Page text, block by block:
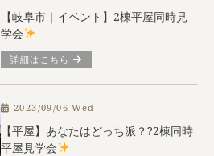
【岐阜市｜イベント】2棟平屋同時見
学会
詳細はこちら
2023/09/06 Wed
【平屋】あなたはどっち派？?2棟同時
平屋見学会